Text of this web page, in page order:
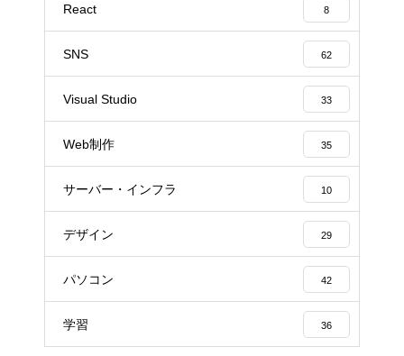
React 8
SNS 62
Visual Studio 33
Web制作 35
サーバー・インフラ 10
デザイン 29
パソコン 42
学習 36